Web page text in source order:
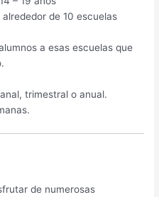
alrededor de 10 escuelas
a esas escuelas que
trimestral o anual.
de numerosas